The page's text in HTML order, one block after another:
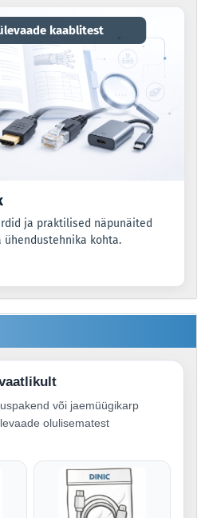
kaablitest
ja praktilised näpunäited
kohta.
või jaemüügikarp
olulisematest